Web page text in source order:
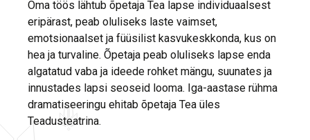
Oma töös lähtub õpetaja Tea lapse individuaalsest
eripärast, peab oluliseks laste vaimset,
emotsionaalset ja füüsilist kasvukeskkonda, kus on
hea ja turvaline. Õpetaja peab oluliseks lapse enda
algatatud vaba ja ideede rohket mängu, suunates ja
innustades lapsi seoseid looma. Iga-aastase rühma
dramatiseeringu ehitab õpetaja Tea üles
Teadusteatrina.